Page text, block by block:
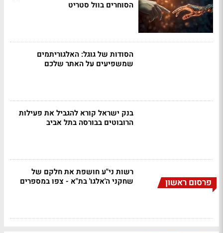
הסוחרים בוול סטריט
הסודות של גוגל: האלגוריתמים
שמשפיעים על האתר שלכם
בנק ישראל קורא להגביל את פעילות
הרובוטים בבורסה בתל אביב
פרסום ראשון
רשות ני"ע חושפת את חלקם של
שחקני ה'אלגו' בת"א - צפו במספרים